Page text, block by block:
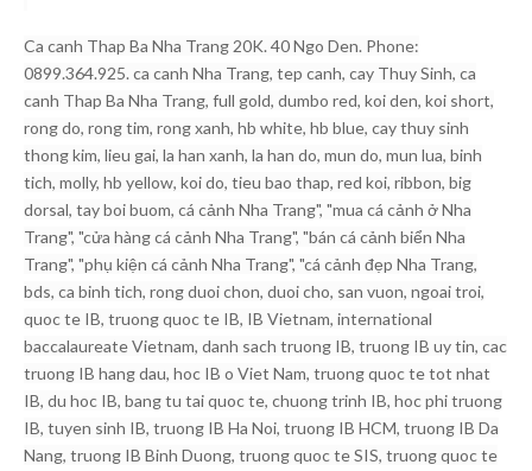
Ca canh Thap Ba Nha Trang 20K. 40 Ngo Den. Phone:
0899.364.925. ca canh Nha Trang, tep canh, cay Thuy Sinh, ca
canh Thap Ba Nha Trang, full gold, dumbo red, koi den, koi short,
rong do, rong tim, rong xanh, hb white, hb blue, cay thuy sinh
thong kim, lieu gai, la han xanh, la han do, mun do, mun lua, binh
tich, molly, hb yellow, koi do, tieu bao thap, red koi, ribbon, big
dorsal, tay boi buom, cá cảnh Nha Trang", "mua cá cảnh ở Nha
Trang", "cửa hàng cá cảnh Nha Trang", "bán cá cảnh biển Nha
Trang", "phụ kiện cá cảnh Nha Trang", "cá cảnh đẹp Nha Trang,
bds, ca binh tich, rong duoi chon, duoi cho, san vuon, ngoai troi,
quoc te IB, truong quoc te IB, IB Vietnam, international
baccalaureate Vietnam, danh sach truong IB, truong IB uy tin, cac
truong IB hang dau, hoc IB o Viet Nam, truong quoc te tot nhat
IB, du hoc IB, bang tu tai quoc te, chuong trinh IB, hoc phi truong
IB, tuyen sinh IB, truong IB Ha Noi, truong IB HCM, truong IB Da
Nang, truong IB Binh Duong, truong quoc te SIS, truong quoc te